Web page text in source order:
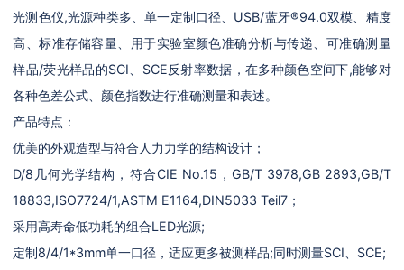
光测色仪,光源种类多、单一定制口径、USB/蓝牙®94.0双模、精度
高、标准存储容量、用于实验室颜色准确分析与传递、可准确测量
样品/荧光样品的SCI、SCE反射率数据，在多种颜色空间下,能够对
各种色差公式、颜色指数进行准确测量和表述。
产品特点：
优美的外观造型与符合人力力学的结构设计；
D/8几何光学结构，符合CIE No.15，GB/T 3978,GB 2893,GB/T
18833,ISO7724/1,ASTM E1164,DIN5033 Teil7；
采用高寿命低功耗的组合LED光源;
定制8/4/1*3mm单一口径，适应更多被测样品;同时测量SCI、SCE;